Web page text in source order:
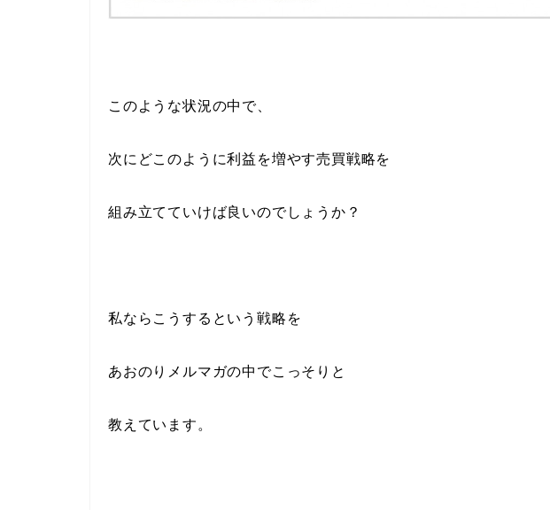
このような状況の中で、
次にどこのように利益を増やす売買戦略を
組み立てていけば良いのでしょうか？
私ならこうするという戦略を
あおのりメルマガの中でこっそりと
教えています。